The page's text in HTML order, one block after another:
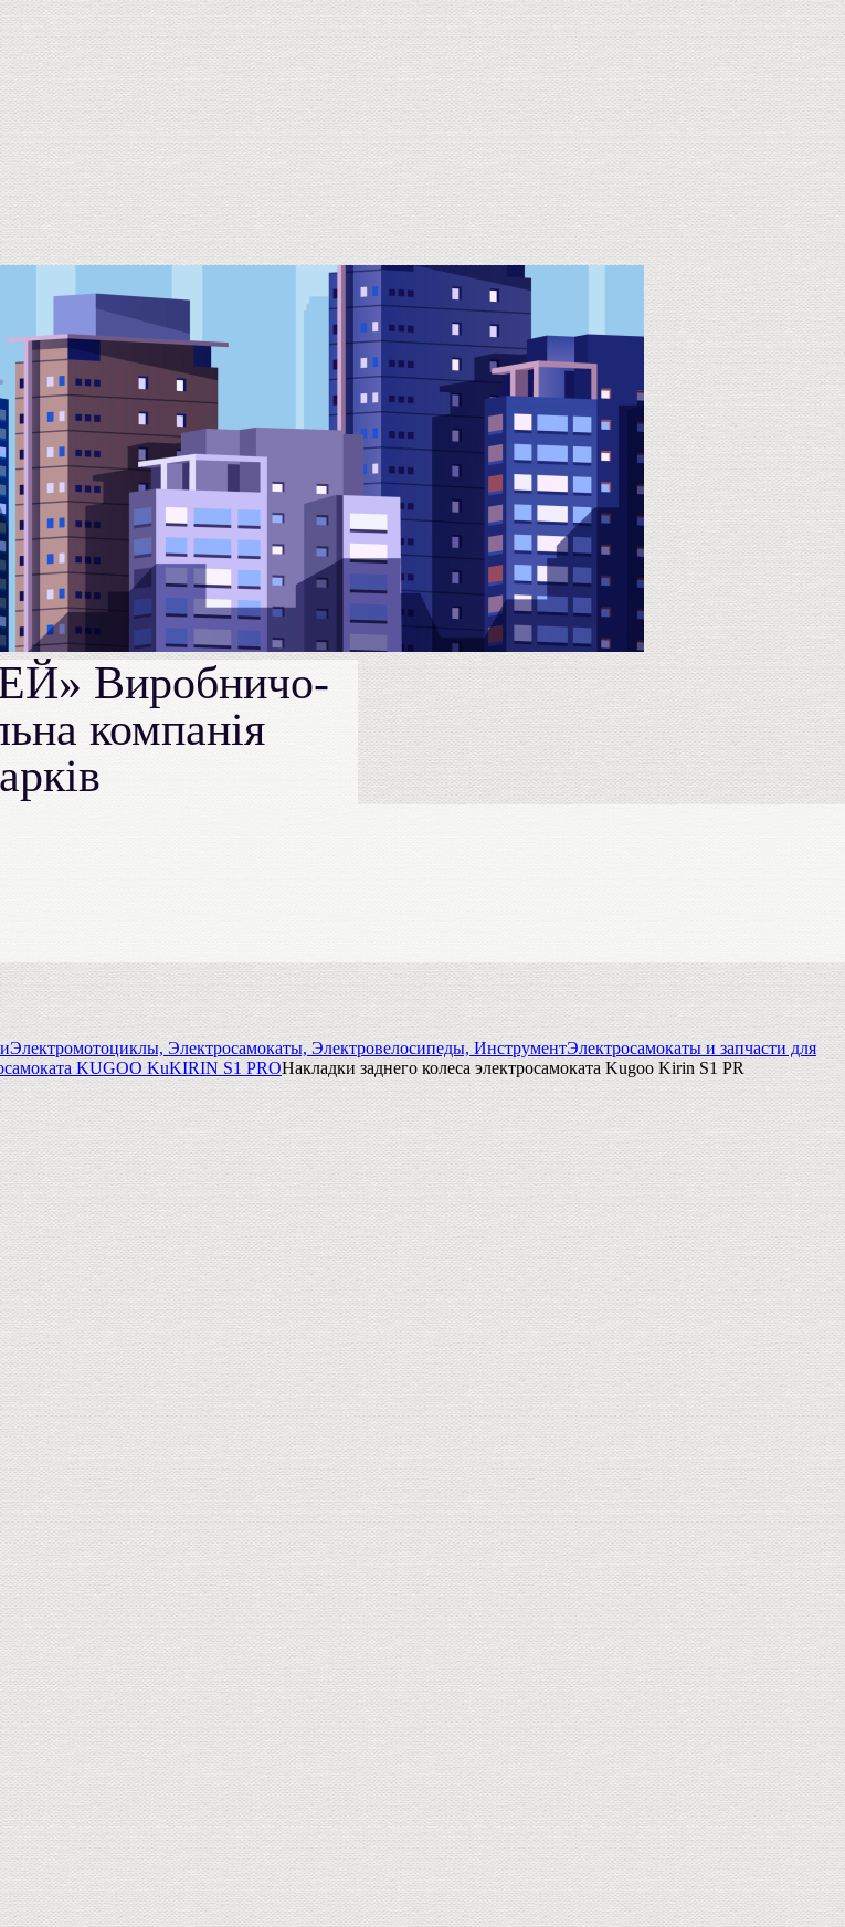
Виробничо-
компанія
Электромотоциклы, Электросамокаты, Электровелосипеды, ИнструментЭлектросамокаты и запчасти для
KUGOO KuKIRIN S1 PROНакладки заднего колеса электросамоката Kugoo Kirin S1 PR